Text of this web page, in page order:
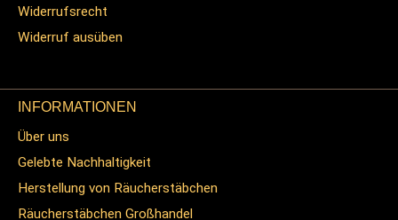
Widerrufsrecht
Widerruf ausüben
INFORMATIONEN
Über uns
Gelebte Nachhaltigkeit
Herstellung von Räucherstäbchen
Räucherstäbchen Großhandel